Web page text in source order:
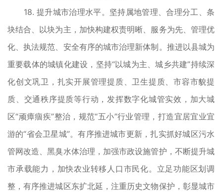
18. 提升城市治理水平。坚持属地管理、合理分工、条
块结合、以块为主，加快构建权责明晰、服务为先、管理优
化、执法规范、安全有序的城市治理新体制。推进以县城为
重要载体的城镇化建设，坚持“以城为主、城乡共建”持续深
化创文巩卫，扎实开展管理提质、卫生提质、市容市貌提
质、交通秩序提质等行动，发挥数字化城管实效，加大城
区“顽瘴痼疾”整治，规范“五小”行业管理，打造宜居宜业宜
游的“省会卫星城”。有序推进城市更新，扎实抓好城区污水
管网改造、黑臭水体治理，加强市政设施管护，不断提升城
市承载能力，加快农业转移人口市民化。立足功能区划调
整，有序推进城区东扩北延，注重历史文物保护，彰显城市